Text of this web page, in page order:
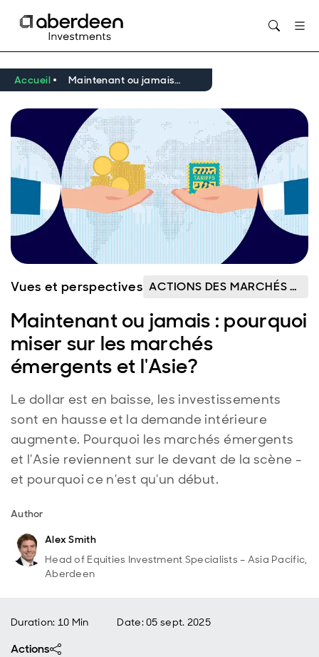
Accueil Maintenant ou jamais : pourquoi miser sur les marchés émergents et l'Asie?
Vues et perspectives ACTIONS DES MARCHÉS ÉMERGENTS
Maintenant ou jamais : pourquoi
miser sur les marchés
émergents et l'Asie?
Le dollar est en baisse, les investissements
sont en hausse et la demande intérieure
augmente. Pourquoi les marchés émergents
et l'Asie reviennent sur le devant de la scène -
et pourquoi ce n'est qu'un début.
Author
Alex Smith
Head of Equities Investment Specialists – Asia Pacific,
Aberdeen
Duration: 10 Min Date:05 sept. 2025
Actions